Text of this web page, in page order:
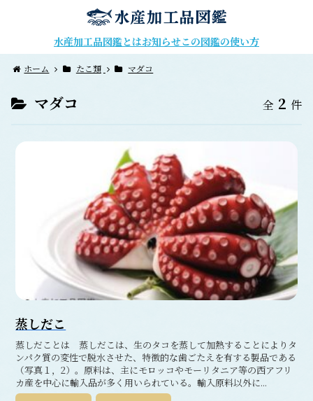
水産加工品図鑑とはお知らせこの図鑑の使い方
ホーム たこ類 マダコ
マダコ 全 2 件
蒸しだこ
蒸しだことは 蒸しだこは、生のタコを蒸して加熱することによりタ
ンパク質の変性で脱水させた、特徴的な歯ごたえを有する製品である
（写真１，2）。原料は、主にモロッコやモーリタニア等の西アフリ
カ産を中心に輸入品が多く用いられている。輸入原料以外に...